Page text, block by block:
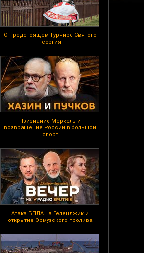
О предстоящем Турнире Святого
Георгия
Признание Меркель и
возвращение России в большой
спорт
Атака БПЛА на Геленджик и
открытие Ормузского пролива